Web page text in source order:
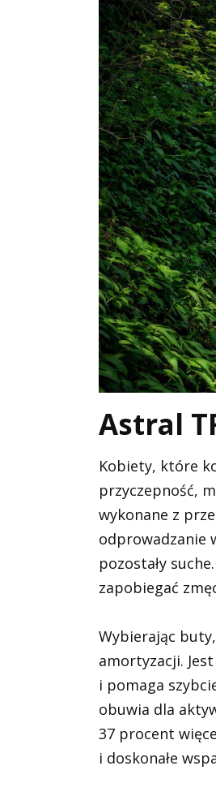
Astral
Kobiety, które
przyczepność,
wykonane z
odprowadzanie
pozostały
zapobiegać
Wybierając
amortyzacji.
i pomaga
obuwia dla
37 procent
i doskonałe